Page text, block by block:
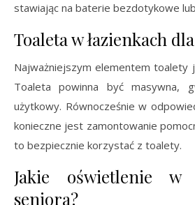
stawiając na baterie bezdotykowe
Toaleta w łazienkach
Najważniejszym elementem toalety
Toaleta powinna być masywna,
użytkowy. Równocześnie w
konieczne jest zamontowanie
to bezpiecznie korzystać z toalety.
Jakie oświetlenie w
seniora?